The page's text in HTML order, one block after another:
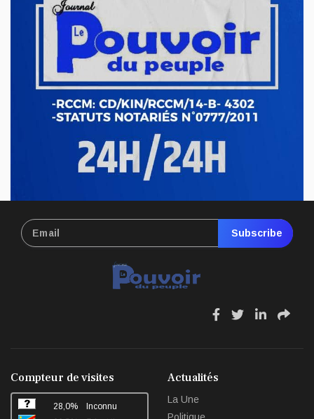
ECONOMIE & FINANCES
Ituri : le gouvernement sévit contre
l’exploitation illégale de l’or à Mahagi
Avr 21, 2026
ECONOMIE & FINANCES
RDC : hausse du prix de carburant,
nouvelle pression sur le pouvoir d’achat
Subscribe
fa
fa
fa
fa
Compteur de visites
28,0%
Inconnu
Actualités
La Une